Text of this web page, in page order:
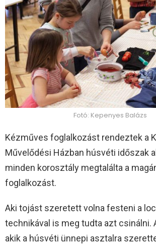
Fotó: Kepenyes Balázs
Kézműves foglalkozást rendeztek a
Művelődési Házban húsvéti időszak
minden korosztály megtalálta a
foglalkozást.
Aki tojást szeretett volna festeni a
technikával is meg tudta azt csinálni.
akik a húsvéti ünnepi asztalra